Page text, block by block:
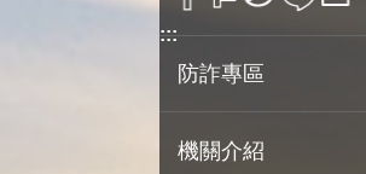
:::
防詐專區
機關介紹